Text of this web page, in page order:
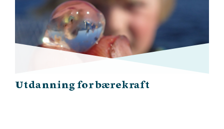
Utdanning for bærekraft